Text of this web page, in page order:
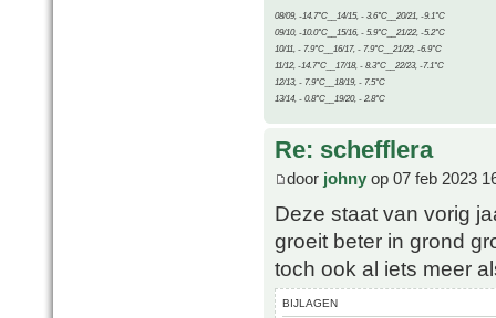
08/09, -14.7°C__14/15, - 3.6°C__20/21, -9.1°C
09/10, -10.0°C__15/16, - 5.9°C__21/22, -5.2°C
10/11, - 7.9°C__16/17, - 7.9°C__21/22, -6.9°C
11/12, -14.7°C__17/18, - 8.3°C__22/23, -7.1°C
12/13, - 7.9°C__18/19, - 7.5°C
13/14, - 0.8°C__19/20, - 2.8°C
Re: schefflera
door johny op 07 feb 2023
Deze staat van vorig
groeit beter in grond
toch ook al iets meer
BIJLAGEN